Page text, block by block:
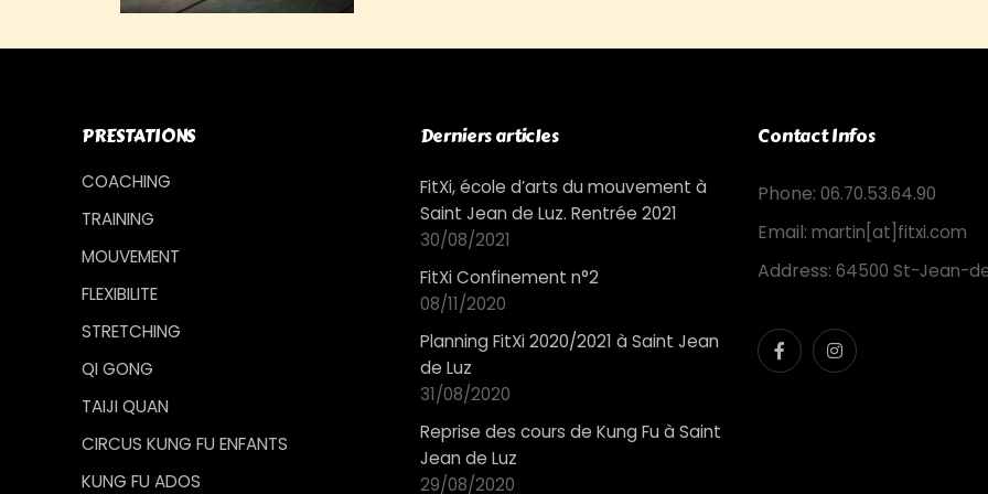
PRESTATIONS
COACHING
TRAINING
MOUVEMENT
FLEXIBILITE
STRETCHING
QI GONG
TAIJI QUAN
CIRCUS KUNG FU ENFANTS
KUNG FU ADOS
Derniers articles
FitXi, école d’arts du mouvement à
Saint Jean de Luz. Rentrée 2021
30/08/2021
FitXi Confinement n°2
08/11/2020
Planning FitXi 2020/2021 à Saint Jean
de Luz
31/08/2020
Reprise des cours de Kung Fu à Saint
Jean de Luz
29/08/2020
Contact Infos
Phone: 06.70.53.64.90
Email: martin[at]fitxi.com
Address: 64500 St-Jean-